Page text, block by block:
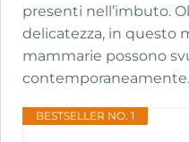
presenti nell’imbuto.
delicatezza, in questo
mammarie possono
contemporaneamente.
BESTSELLER NO. 1